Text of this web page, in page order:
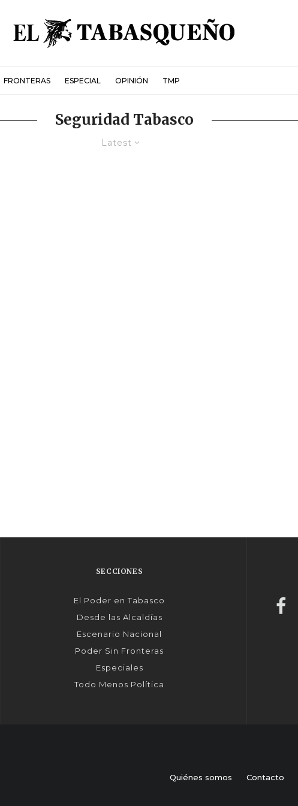
FRONTERAS ESPECIAL OPINIÓN TMP
Seguridad Tabasco
Latest
SECCIONES
El Poder en Tabasco
Desde las Alcaldías
Escenario Nacional
Poder Sin Fronteras
Especiales
Todo Menos Política
Quiénes somos Contacto